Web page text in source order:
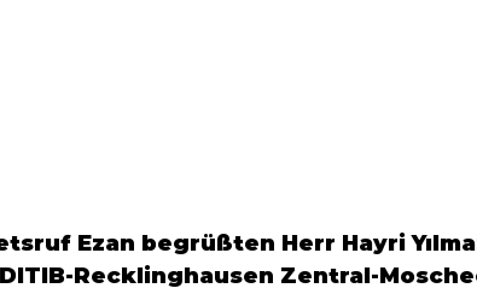
Ezan begrüßten Herr Hayri
Recklinghausen Zentral-